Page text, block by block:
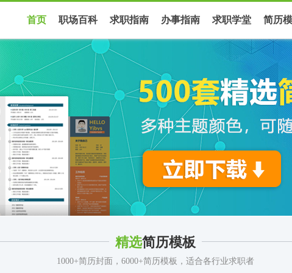
首页 职场百科 求职指南 办事指南 求职学堂 简历
精选简历模板
1000+简历封面，6000+简历模板，适合各行业求职者